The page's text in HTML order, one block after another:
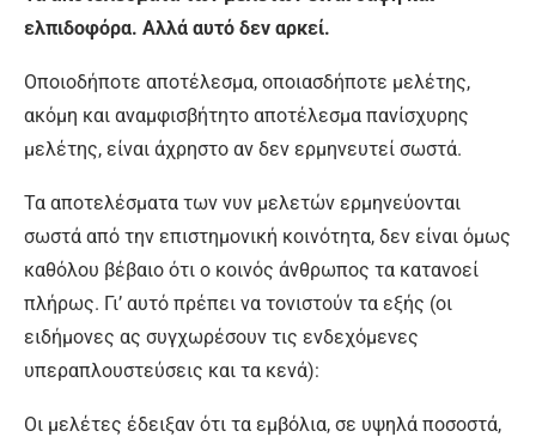
ελπιδοφόρα. Αλλά αυτό δεν αρκεί.
Οποιοδήποτε αποτέλεσμα, οποιασδήποτε μελέτης,
ακόμη και αναμφισβήτητο αποτέλεσμα πανίσχυρης
μελέτης, είναι άχρηστο αν δεν ερμηνευτεί σωστά.
Τα αποτελέσματα των νυν μελετών ερμηνεύονται
σωστά από την επιστημονική κοινότητα, δεν είναι όμως
καθόλου βέβαιο ότι ο κοινός άνθρωπος τα κατανοεί
πλήρως. Γι’ αυτό πρέπει να τονιστούν τα εξής (οι
ειδήμονες ας συγχωρέσουν τις ενδεχόμενες
υπεραπλουστεύσεις και τα κενά):
Οι μελέτες έδειξαν ότι τα εμβόλια, σε υψηλά ποσοστά,